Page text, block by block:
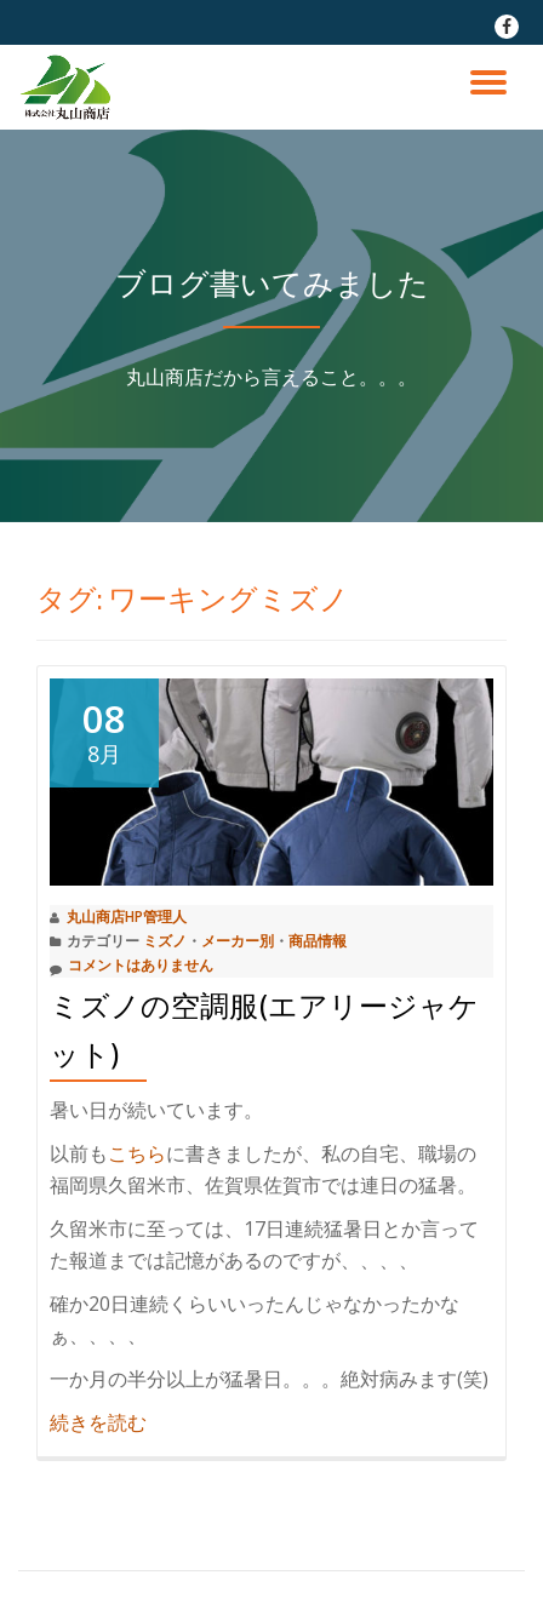
ン
fa-
ナ
ゲ
ー
シ
ョ
替
え
ブログ書いてみました
丸山商店だから言えること。。。
タグ: ワーキングミズノ
08
8月
丸山商店HP管理人
カテゴリー ミズノ ・ メーカー別 ・ 商品情報
コメントはありません
ミズノの空調服(エアリージャケ
ット)
暑い日が続いています。
以前もこちらに書きましたが、私の自宅、職場の
福岡県久留米市、佐賀県佐賀市では連日の猛暑。
久留米市に至っては、17日連続猛暑日とか言って
た報道までは記憶があるのですが、、、、
確か20日連続くらいいったんじゃなかったかな
ぁ、、、、
一か月の半分以上が猛暑日。。。絶対病みます(笑)
続きを読む
の